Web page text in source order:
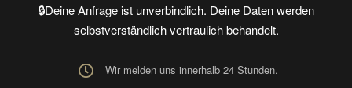
🔒Deine Anfrage ist unverbindlich. Deine Daten werden
selbstverständlich vertraulich behandelt.
Wir melden uns innerhalb 24 Stunden.